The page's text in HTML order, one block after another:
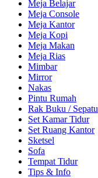
Meja Belajar
Meja Console
Meja Kantor
Meja Kopi
Meja Makan
Meja Rias
Mimbar
Mirror
Nakas
Pintu Rumah
Rak Buku / Sepatu
Set Kamar Tidur
Set Ruang Kantor
Sketsel
Sofa
Tempat Tidur
Tips & Info